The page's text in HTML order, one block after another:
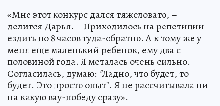
«Мне этот конкурс дался тяжеловато, –
делится Дарья. – Приходилось на репетиции
ездить по 8 часов туда-обратно. А к тому же у
меня еще маленький ребенок, ему два с
половиной года. Я металась очень сильно.
Согласилась, думаю: "Ладно, что будет, то
будет. Это просто опыт". Я не рассчитывала ни
на какую вау-победу сразу».